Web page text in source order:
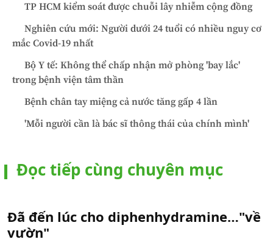
TP HCM kiểm soát được chuỗi lây nhiễm cộng đồng
Nghiên cứu mới: Người dưới 24 tuổi có nhiều nguy cơ
mắc Covid-19 nhất
Bộ Y tế: Không thể chấp nhận mở phòng 'bay lắc'
trong bệnh viện tâm thần
Bệnh chân tay miệng cả nước tăng gấp 4 lần
'Mỗi người cần là bác sĩ thông thái của chính mình'
Đọc tiếp cùng chuyên mục
Đã đến lúc cho diphenhydramine…"về
vườn"